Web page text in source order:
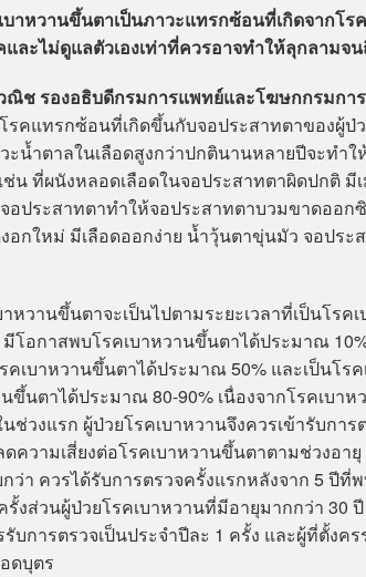
บาหวานขึ้นตาเป็นภาวะแทรกซ้อนที่เกิดจากโร
ละไม่ดูแลตัวเองเท่าที่ควรอาจทำให้ลุกลามจ
ช รองอธิบดีกรมการแพทย์และโฆษกกรมกา
รคแทรกซ้อนที่เกิดขึ้นกับจอประสาทตาของผู้ป่
ะน้ำตาลในเลือดสูงกว่าปกตินานหลายปีจะทำใ
ช่น ที่ผนังหลอดเลือดในจอประสาทตาผิดปกติ มี
ประสาทตาทำให้จอประสาทตาบวมขาดออกซิ
อกใหม่ มีเลือดออกง่าย น้ำวุ้นตาขุ่นมัว จอประ
หวานขึ้นตาจะเป็นไปตามระยะเวลาที่เป็นโรค
โอกาสพบโรคเบาหวานขึ้นตาได้ประมาณ
เบาหวานขึ้นตาได้ประมาณ 50% และเป็นโร
ขึ้นตาได้ประมาณ 80-90% เนื่องจากโรคเบาห
ช่วงแรก ผู้ป่วยโรคเบาหวานจึงควรเข้ารับกา
ความเสี่ยงต่อโรคเบาหวานขึ้นตาตามช่วงอา
ว่า ควรได้รับการตรวจครั้งแรกหลังจาก 5 ปีที่พ
รั้งส่วนผู้ป่วยโรคเบาหวานที่มีอายุมากกว่า 30
บการตรวจเป็นประจำปีละ 1 ครั้ง และผู้ที่ตั้งค
ดบุตร